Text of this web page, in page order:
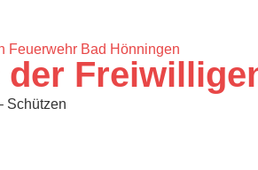
der
Schützen